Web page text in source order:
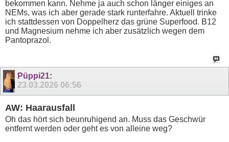
bekommen kann. Nehme ja auch schon länger einiges an
NEMs, was ich aber gerade stark runterfahre. Aktuell trinke
ich stattdessen von Doppelherz das grüne Superfood. B12
und Magnesium nehme ich aber zusätzlich wegen dem
Pantoprazol.
Püppi21:
23.03.2026 06:56
AW: Haarausfall
Oh das hört sich beunruhigend an. Muss das Geschwür
entfernt werden oder geht es von alleine weg?